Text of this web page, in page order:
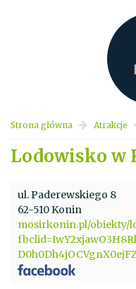
Strona główna Atrakcje
Lodowisko w
ul. Paderewskiego 8
62-510 Konin
mosirkonin.pl/obiekty/